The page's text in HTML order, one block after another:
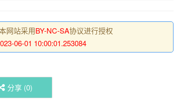
网站采用BY-NC-SA协议进行授权
06-01 10:00:01.253084
分享 (0)